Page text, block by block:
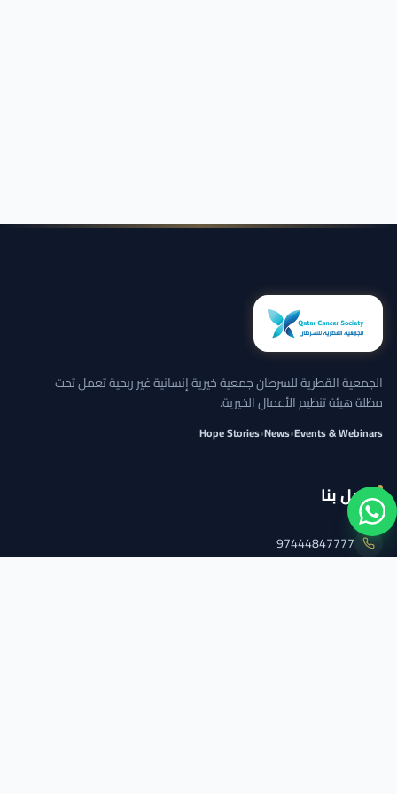
الجمعية القطرية للسرطان جمعية خيرية إنسانية غير ربحية تعمل تحت
مظلة هيئة تنظيم الأعمال الخيرية.
Events & Webinars
•
News
•
Hope Stories
اتصل بنا
97444847777